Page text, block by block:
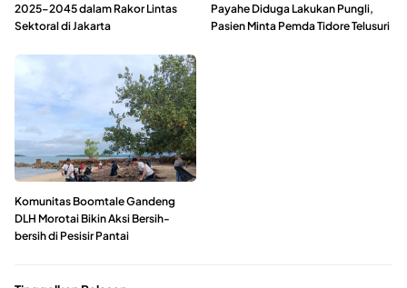
2025–2045 dalam Rakor Lintas
Sektoral di Jakarta
Payahe Diduga Lakukan Pungli,
Pasien Minta Pemda Tidore Telusuri
Komunitas Boomtale Gandeng
DLH Morotai Bikin Aksi Bersih-
bersih di Pesisir Pantai